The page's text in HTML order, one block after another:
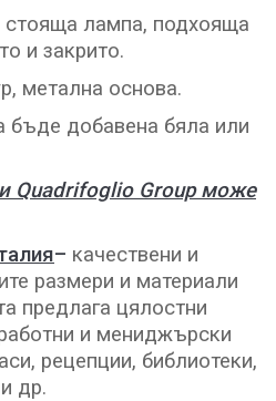
лампа, подхояща
и закрито.
метална основа.
добавена бяла или
Quadrifoglio Group може
– качествени и
размери и материали
предлага цялостни
и мениджърски
рецепции, библиотеки,
др.